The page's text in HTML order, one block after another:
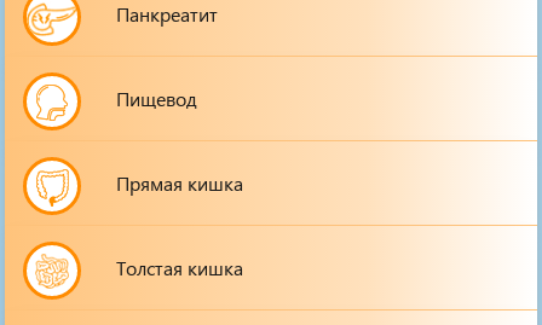
Панкреатит
Пищевод
Прямая кишка
Толстая кишка